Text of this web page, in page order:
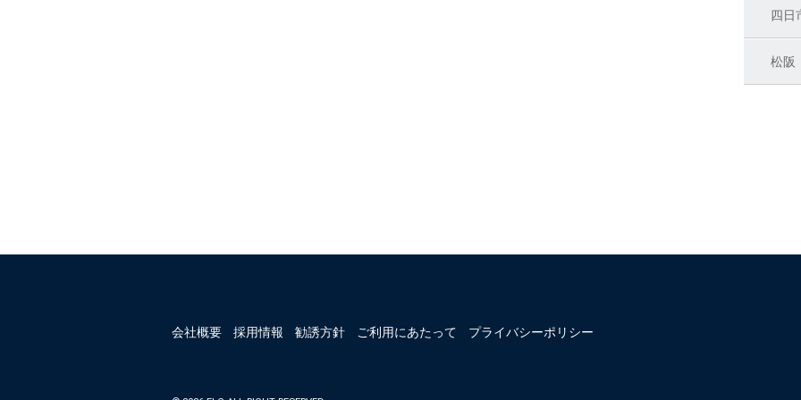
四日
松阪
会社概要 採用情報 勧誘方針 ご利用にあたって プライバシーポリシー